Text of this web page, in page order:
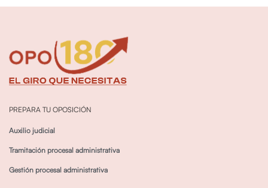
PREPARA TU OPOSICIÓN
Auxilio judicial
Tramitación procesal administrativa
Gestión procesal administrativa